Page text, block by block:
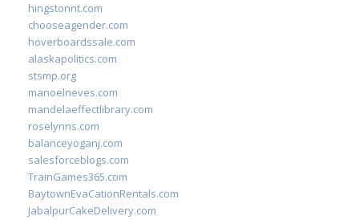
hingstonnt.com
chooseagender.com
hoverboardssale.com
alaskapolitics.com
stsmp.org
manoelneves.com
mandelaeffectlibrary.com
roselynns.com
balanceyoganj.com
salesforceblogs.com
TrainGames365.com
BaytownEvaCationRentals.com
JabalpurCakeDelivery.com